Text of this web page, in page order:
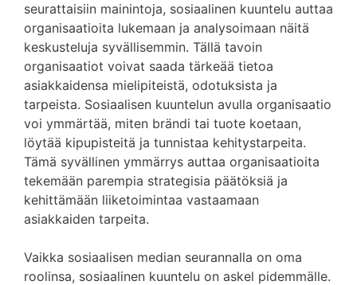
seurattaisiin mainintoja, sosiaalinen kuuntelu auttaa
organisaatioita lukemaan ja analysoimaan näitä
keskusteluja syvällisemmin. Tällä tavoin
organisaatiot voivat saada tärkeää tietoa
asiakkaidensa mielipiteistä, odotuksista ja
tarpeista. Sosiaalisen kuuntelun avulla organisaatio
voi ymmärtää, miten brändi tai tuote koetaan,
löytää kipupisteitä ja tunnistaa kehitystarpeita.
Tämä syvällinen ymmärrys auttaa organisaatioita
tekemään parempia strategisia päätöksiä ja
kehittämään liiketoimintaa vastaamaan
asiakkaiden tarpeita.
Vaikka sosiaalisen median seurannalla on oma
roolinsa, sosiaalinen kuuntelu on askel pidemmälle.